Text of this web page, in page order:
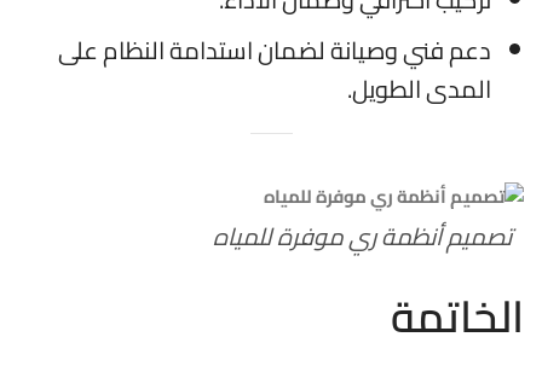
دعم فني وصيانة لضمان استدامة النظام على
المدى الطويل.
تصميم أنظمة ري موفرة للمياه
الخاتمة